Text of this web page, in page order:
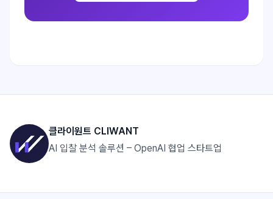
클라이원트 CLIWANT
AI 입찰 분석 솔루션 – OpenAI 협업 스타트업